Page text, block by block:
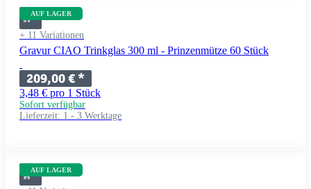
AUF LAGER
+ 11 Variationen
Gravur CIAO Trinkglas 300 ml - Prinzenmütze 60 Stück
209,00 €*
3,48 € pro 1 Stück
Sofort verfügbar
Lieferzeit: 1 - 3 Werktage
AUF LAGER